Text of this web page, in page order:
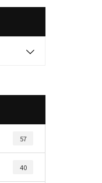
57
40